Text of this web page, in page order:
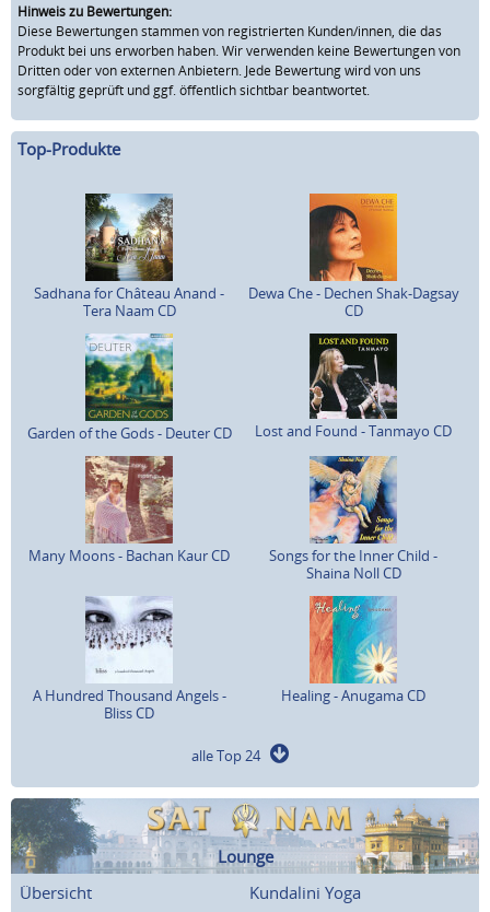
Hinweis zu Bewertungen:
Diese Bewertungen stammen von registrierten Kunden/innen, die das
Produkt bei uns erworben haben. Wir verwenden keine Bewertungen von
Dritten oder von externen Anbietern. Jede Bewertung wird von uns
sorgfältig geprüft und ggf. öffentlich sichtbar beantwortet.
Top-Produkte
Sadhana for Château Anand -
Tera Naam CD
Dewa Che - Dechen Shak-Dagsay
CD
Garden of the Gods - Deuter CD Lost and Found - Tanmayo CD
Many Moons - Bachan Kaur CD
Songs for the Inner Child -
Shaina Noll CD
A Hundred Thousand Angels -
Bliss CD
Healing - Anugama CD
alle Top 24
Lounge
Übersicht
Kundalini Yoga